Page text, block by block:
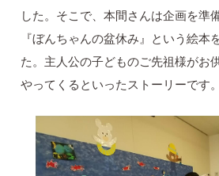
した。そこで、本間さんは企画を準
『ぼんちゃんの盆休み』という絵本
た。主人公の子どものご先祖様がお
やってくるといったストーリーです。